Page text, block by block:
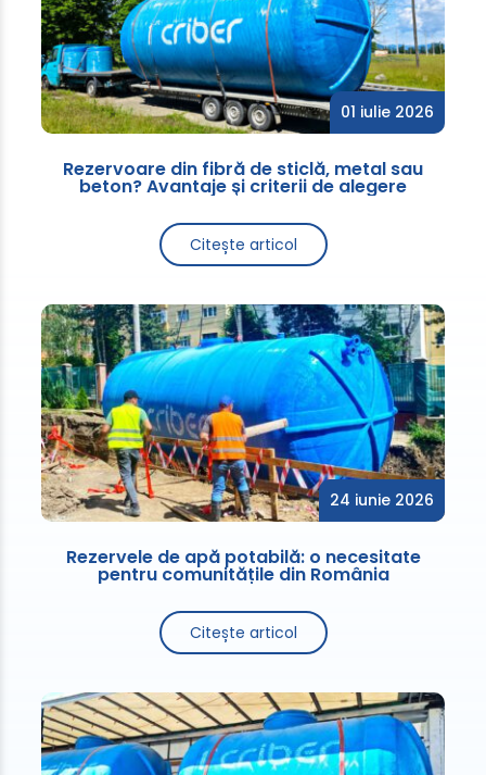
01 iulie 2026
Rezervoare din fibră de sticlă, metal sau
beton? Avantaje și criterii de alegere
Citește articol
24 iunie 2026
Rezervele de apă potabilă: o necesitate
pentru comunitățile din România
Citește articol